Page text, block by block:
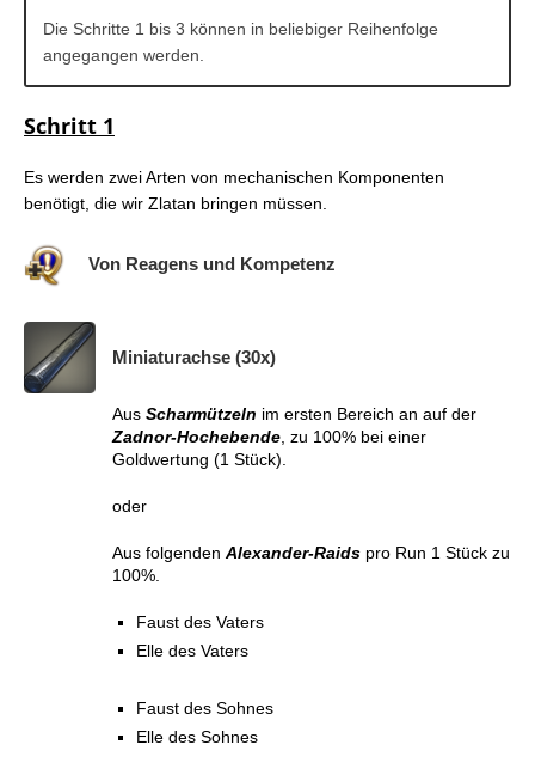
Die Schritte 1 bis 3 können in beliebiger Reihenfolge
angegangen werden.
Schritt 1
Es werden zwei Arten von mechanischen Komponenten
benötigt, die wir Zlatan bringen müssen.
Von Reagens und Kompetenz
Miniaturachse (30x)
Aus Scharmützeln im ersten Bereich an auf der
Zadnor-Hochebende , zu 100% bei einer
Goldwertung (1 Stück).
oder
Aus folgenden Alexander-Raids pro Run 1 Stück zu
100%.
Faust des Vaters
Elle des Vaters
Faust des Sohnes
Elle des Sohnes